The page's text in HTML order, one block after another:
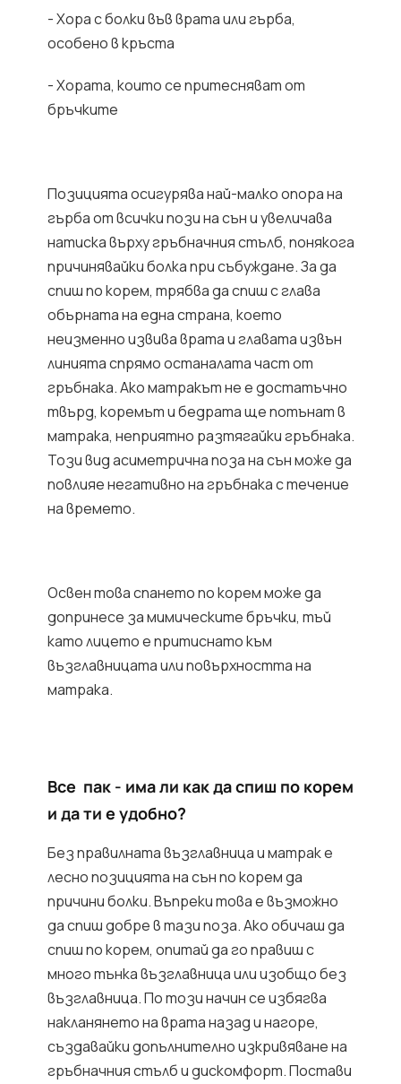
- Хора с болки във врата или гърба,
особено в кръста
- Хората, които се притесняват от
бръчките
Позицията осигурява най-малко опора на
гърба от всички пози на сън и увеличава
натиска върху гръбначния стълб, понякога
причинявайки болка при събуждане. За да
спиш по корем, трябва да спиш с глава
обърната на една страна, което
неизменно извива врата и главата извън
линията спрямо останалата част от
гръбнака. Ако матракът не е достатъчно
твърд, коремът и бедрата ще потънат в
матрака, неприятно разтягайки гръбнака.
Този вид асиметрична поза на сън може да
повлияе негативно на гръбнака с течение
на времето.
Освен това спането по корем може да
допринесе за мимическите бръчки, тъй
като лицето е притиснато към
възглавницата или повърхността на
матрака.
Все пак - има ли как да спиш по корем
и да ти е удобно?
Без правилната възглавница и матрак е
лесно позицията на сън по корем да
причини болки. Въпреки това е възможно
да спиш добре в тази поза. Ако обичаш да
спиш по корем, опитай да го правиш с
много тънка възглавница или изобщо без
възглавница. По този начин се избягва
накланянето на врата назад и нагоре,
създавайки допълнително изкривяване на
гръбначния стълб и дискомфорт. Постави